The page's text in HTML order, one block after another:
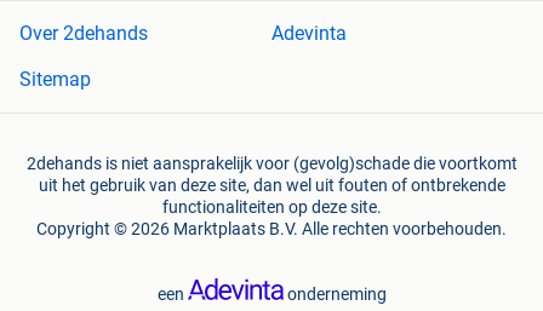
Over 2dehands
Adevinta
Sitemap
2dehands is niet aansprakelijk voor (gevolg)schade die voortkomt
uit het gebruik van deze site, dan wel uit fouten of ontbrekende
functionaliteiten op deze site.
Copyright © 2026 Marktplaats B.V. Alle rechten voorbehouden.
een onderneming